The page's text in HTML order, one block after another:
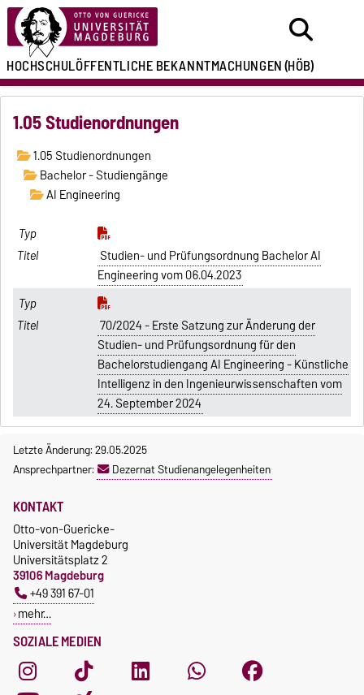
HOCHSCHULÖFFENTLICHEBEKANNTMACHUNGEN(HÖB)
1.05 Studienordnungen
1.05 Studienordnungen
Bachelor - Studiengänge
AI Engineering
Studien- und Prüfungsordnung Bachelor AI
Engineering vom 06.04.2023
70/2024 - Erste Satzung zur Änderung der
Studien- und Prüfungsordnung für den
Bachelorstudiengang AI Engineering - Künstliche
Intelligenz in den Ingenieurwissenschaften vom
24. September 2024
Letzte Änderung: 29.05.2025
Ansprechpartner:
Dezernat Studienangelegenheiten
SOZIALE MEDIEN
KONTAKT
Otto-von-Guericke-
Universität Magdeburg
Universitätsplatz 2
39106 Magdeburg
+49 391 67-01
mehr…